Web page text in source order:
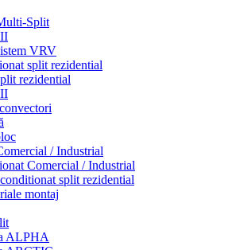
Split
VRV
split rezidential
rezidential
/ Industrial
Comercial / Industrial
split rezidential
montaj
ALPHA